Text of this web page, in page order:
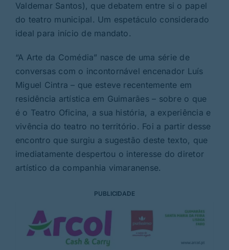
Valdemar Santos), que debatem entre si o papel
do teatro municipal. Um espetáculo considerado
ideal para início de mandato.
“A Arte da Comédia” nasce de uma série de
conversas com o incontornável encenador Luís
Miguel Cintra – que esteve recentemente em
residência artística em Guimarães – sobre o que
é o Teatro Oficina, a sua história, a experiência e
vivência do teatro no território. Foi a partir desse
encontro que surgiu a sugestão deste texto, que
imediatamente despertou o interesse do diretor
artístico da companhia vimaranense.
PUBLICIDADE